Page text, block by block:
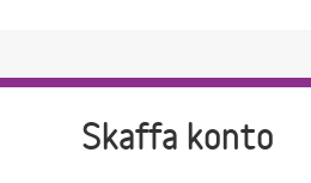
Skaffa konto